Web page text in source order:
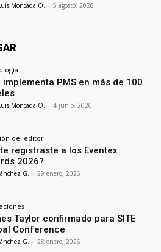
Moncada O. - 5 agosto, 2026
implementa PMS en más de 100
Moncada O. - 4 junio, 2026
del editor
te registraste a los Eventex
2026?
G. - 29 enero, 2026
Taylor confirmado para SITE
Conference
G. - 28 enero, 2026